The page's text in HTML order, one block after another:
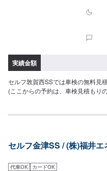
実績金額
セルフ敦賀西SSでは車検の無料見
(ここからの予約は、車検見積もり
セルフ金津SS / (株)福井
代車OK カードOK